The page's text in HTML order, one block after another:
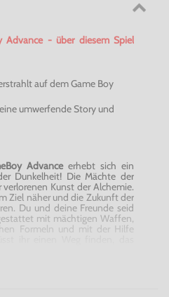
Advance - über diesem Spiel
auf dem Game Boy
umwerfende Story und
Advanceerhebt sich ein
Dunkelheit! Die Mächte der
Kunst der Alchemie.
Ziel näher und die Zukunft der
Du und deine Freunde seid
mit mächtigen Waffen,
Formeln und mit der Hilfe
abzuwenden!
Golden Sun für GameBoy